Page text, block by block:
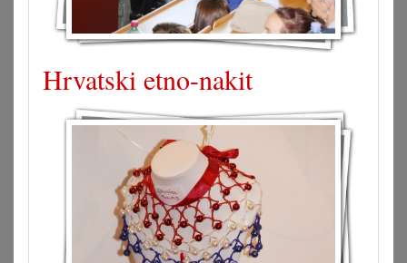
Hrvatski etno-nakit